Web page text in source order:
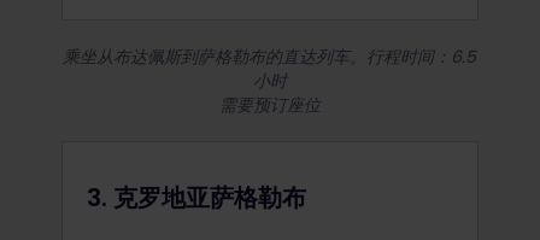
乘坐从布达佩斯到萨格勒布的直达列车。行程时间：6.5
小时
需要预订座位
3. 克罗地亚萨格勒布